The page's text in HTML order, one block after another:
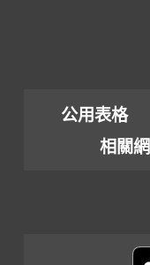
公用表格
相關